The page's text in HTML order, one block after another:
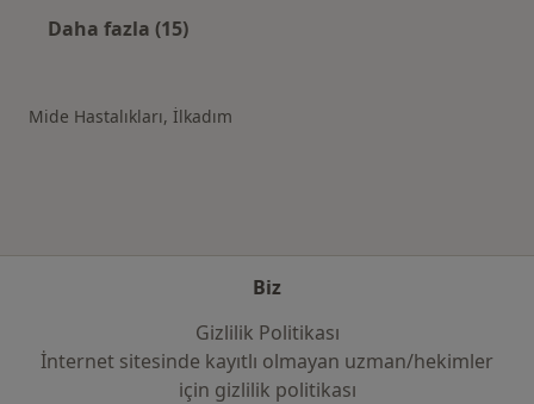
Daha fazla (15)
Mide Hastalıkları, İlkadım
Biz
Gizlilik Politikası
İnternet sitesinde kayıtlı olmayan uzman/hekimler
i̇çin gizlilik politikası